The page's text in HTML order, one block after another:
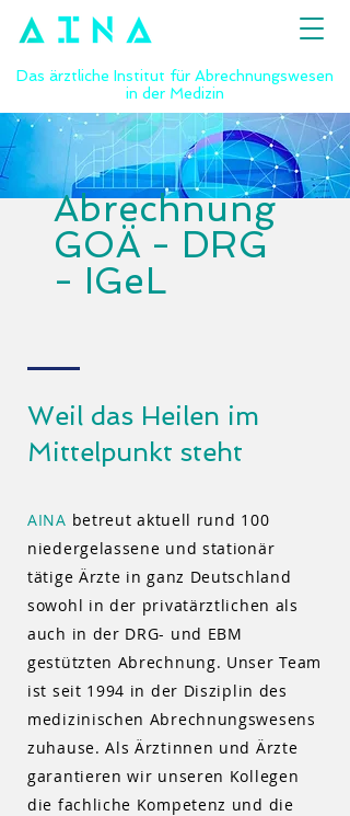
Das ärztliche Institut für Abrechnungswesen
in der Medizin
Abrechnung
GOÄ - DRG
- IGeL
Weil das Heilen im
Mittelpunkt steht
AINA betreut aktuell rund 100
niedergelassene und stationär
tätige Ärzte in ganz Deutschland
sowohl in der privatärztlichen als
auch in der DRG- und EBM
gestützten Abrechnung. Unser Team
ist seit 1994 in der Disziplin des
medizinischen Abrechnungswesens
zuhause. Als Ärztinnen und Ärzte
garantieren wir unseren Kollegen
die fachliche Kompetenz und die